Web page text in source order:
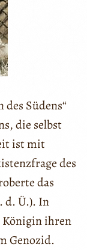
Südens“
die selbst
ist mit
des
das
d. Ü.). In
Königin ihren
Genozid.